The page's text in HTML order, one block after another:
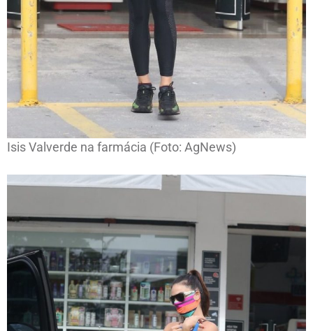
Isis Valverde na farmácia (Foto: AgNews)